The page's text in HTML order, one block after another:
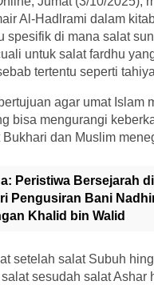
Al-Hadlrami dalam
spesifik di mana salat
untuk salat fardhu
tertentu seperti
agar umat Islam
bisa mengurangi
Bukhari dan Muslim
Peristiwa Bersejarah
Pengusiran Bani
Khalid bin Walid
setelah salat Subuh
sesudah salat Ashar